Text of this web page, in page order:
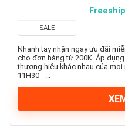
SALE
Freeship
Nhanh tay nhận ngay ưu đãi
cho đơn hàng từ 200K. Áp
thương hiệu khác nhau của
11H30 - ...